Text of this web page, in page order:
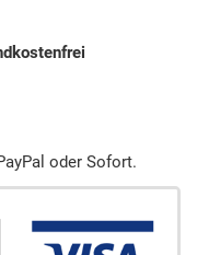
oder Sofort.